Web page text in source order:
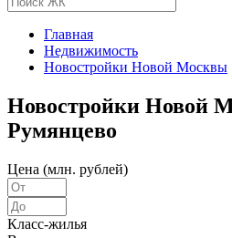
Главная
Недвижимость
Новостройки Новой Москвы
Новостройки Новой
Румянцево
Цена (млн. рублей)
Класс-жилья